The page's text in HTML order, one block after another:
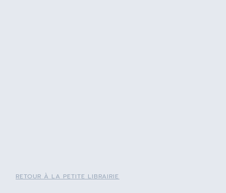
RETOUR À LA PETITE LIBRAIRIE